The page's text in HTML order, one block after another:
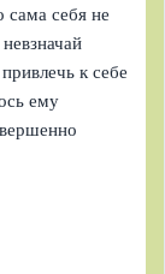
сама себя не
к себе
ему